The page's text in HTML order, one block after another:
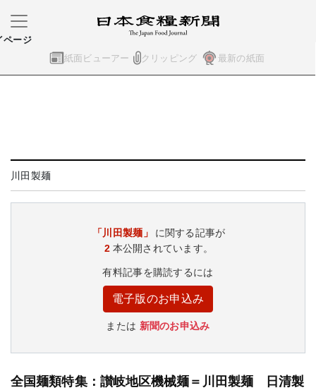
紙面ビューアー クリッピング 最新の紙面
ページ
川田製麺
「川田製麺」
に関する記事が
2 本公開されています。
有料記事を購読するには
電子版のお申込み
または 新聞のお申込み
全国麺類特集：讃岐地区機械麺＝川田製麺 日清製